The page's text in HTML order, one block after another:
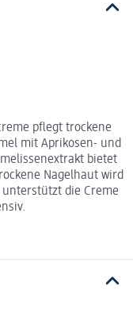
pflegt trockene
mit Aprikosen- und
bietet
Nagelhaut wird
die Creme